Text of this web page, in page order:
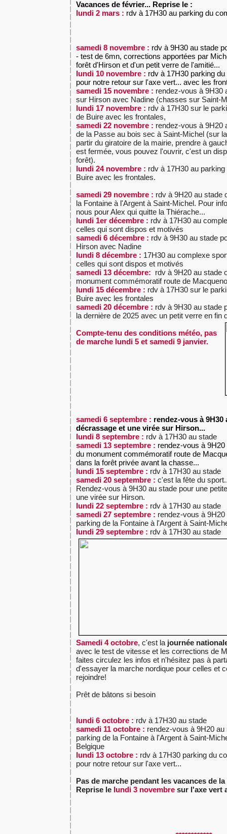
Vacances de février... Reprise le :
lundi 2 mars : rdv à 17H30 au parking du
samedi 8 novembre : rdv à 9H30 au stade
- test de 6mn, corrections apportées par
forêt d'Hirson et d'un petit verre de l'amitié...
lundi 10 novembre : rdv à 17H30 parking
pour notre retour sur l'axe vert... avec les
samedi 15 novembre : rendez-vous à 9H30
sur Hirson avec Nadine (chasses sur Saint-
lundi 17 novembre : rdv à 17H30 sur le
de Buire avec les frontales,
samedi 22 novembre : rendez-vous à 9H20
de la Passe au bois sec à Saint-Michel (sur
partir du giratoire de la mairie, prendre à
est fermée, vous pouvez l'ouvrir, c'est un
forêt).
lundi 24 novembre : rdv à 17H30 au
Buire avec les frontales.
samedi 29 novembre : rdv à 9H20 au stade
la Fontaine à l'Argent à Saint-Michel. Pour
nous pour Alex qui quitte la Thiérache...
lundi 1er décembre : rdv à 17H30 au
celles qui sont dispos et motivés
samedi 6 décembre : rdv à 9H30 au stade
Hirson avec Nadine
lundi 8 décembre : 17H30 au complexe
celles qui sont dispos et motivés
samedi 13 décembre: rdv à 9H20 au stade
monument commémoratif route de
lundi 15 décembre : rdv à 17H30 sur le
Buire avec les frontales
samedi 20 décembre : rdv à 9H30 au stade
la dernière de 2025 avec un petit verre en fin
Compte-tenu des conditions météo, pas
de marche lundi 5 et samedi 9 janvier.
samedi 6 septembre : rendez-vous à
décrassage et une virée sur Hirson...
lundi 8 septembre : rdv à 17H30 au stade
samedi 13 septembre : rendez-vous à
du monument commémoratif route de
dans la forêt privée avant la chasse...
lundi 15 septembre : rdv à 17H30 au stade
samedi 20 septembre : c'est la fête du
Rendez-vous à 9H30 au stade pour une
une virée sur Hirson.
lundi 22 septembre : rdv à 17H30 au stade
samedi 27 septembre : rendez-vous à
parking de la Fontaine à l'Argent à Saint-
lundi 29 septembre : rdv à 17H30 au stade
Samedi 4 octobre, c'est la journée
avec le test de vitesse et les corrections de
faites circulez les infos et n'hésitez pas à
d'essayer la marche nordique pour celles et
rejoindre!
Prêt de bâtons si besoin
lundi 6 octobre : rdv à 17H30 au stade
samedi 11 octobre : rendez-vous à 9H20
parking de la Fontaine à l'Argent à Saint-
Belgique
lundi 13 octobre : rdv à 17H30 parking du
pour notre retour sur l'axe vert...
Pas de marche pendant les vacances de
Reprise le lundi 3 novembre sur l'axe vert